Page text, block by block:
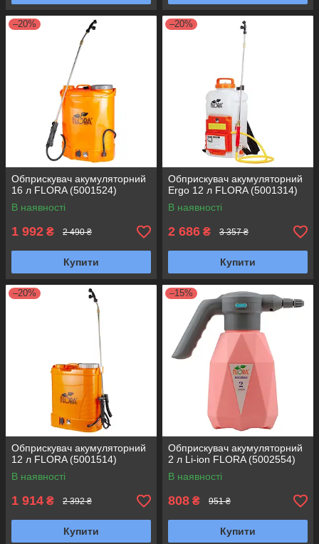
–20%
Обприскувач акумуляторний
16 л FLORA (5001524)
В наявності
1 992 ₴ 2 490 ₴
Купити
–20%
Обприскувач акумуляторний
Ergo 12 л FLORA (5001314)
В наявності
2 686 ₴ 3 357 ₴
Купити
–20%
Обприскувач акумуляторний
12 л FLORA (5001514)
В наявності
1 914 ₴ 2 392 ₴
Купити
–15%
Обприскувач акумуляторний
2 л Li-ion FLORA (5002554)
В наявності
808 ₴ 951 ₴
Купити